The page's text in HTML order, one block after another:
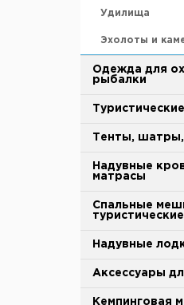
Удилища
Эхолоты и
Одежда для
рыбалки
Зимняя одежда
Защита от
Термобелье
Термоноски,
Alpika
BTrace
Totem
Tramp
Аксессуары
Тенты, шатры,
Палатки для
Торговые
Палатки для
Тенты
Надувные
матрасы
Надувные
Спальные
Спальные
Коврики
Надувные
Аксессуары
Весла и
Кемпинговая